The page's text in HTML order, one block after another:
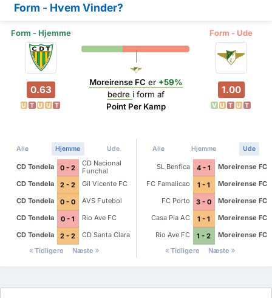
Form - Hvem Vinder?
Form - Hjemme Form - Ude
0.63
U T U U T
Moreirense FC er +59%
bedre i form af
Point Per Kamp
1.00
V U T U T
Alle Hjemme Ude
CD Tondela 0 - 2
CD Nacional
Funchal
CD Tondela
2 - 2
Gil Vicente FC
CD Tondela
0 - 0
AVS Futebol
CD Tondela
0 - 1
Rio Ave FC
CD Tondela
2 - 2
CD Santa Clara
Tidligere
Næste
Alle Hjemme Ude
SL Benfica 4 - 1
Moreirense FC
FC Famalicao
1 - 1
Moreirense FC
FC Porto
3 - 0
Moreirense FC
Casa Pia AC
1 - 1
Moreirense FC
Rio Ave FC
1 - 2
Moreirense FC
Tidligere
Næste